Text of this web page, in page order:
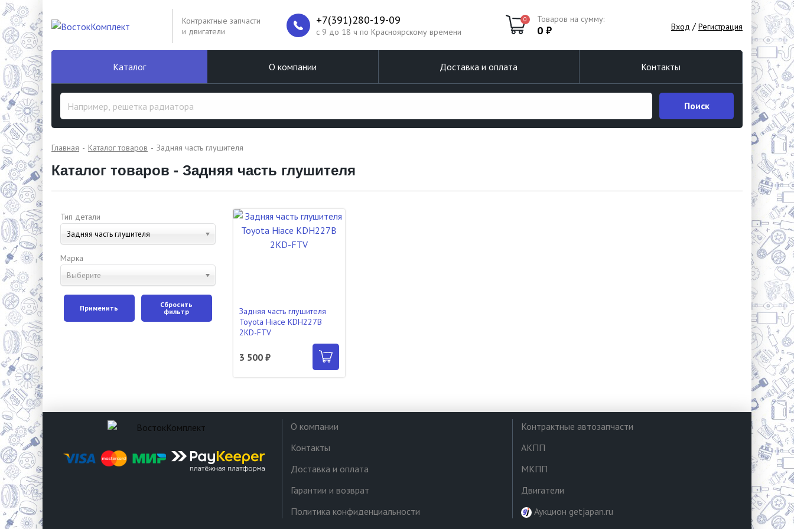
Контрактные запчасти
и двигатели
+7(391)280-19-09
c 9 до 18 ч по Красноярскому времени
0 Товаров на сумму:
0 ₽ Вход / Регистрация
Каталог О компании Доставка и оплата Контакты
Поиск
Главная Каталог товаров Задняя часть глушителя
Каталог товаров - Задняя часть глушителя
Тип детали
Задняя часть глушителя
Марка
Выберите
Применить
Сбросить
фильтр
Задняя часть глушителя
Toyota Hiace KDH227B
2KD-FTV
3 500 ₽
О компании
Контакты
Доставка и оплата
Гарантии и возврат
Политика конфиденциальности
Контрактные автозапчасти
АКПП
МКПП
Двигатели
Аукцион getjapan.ru